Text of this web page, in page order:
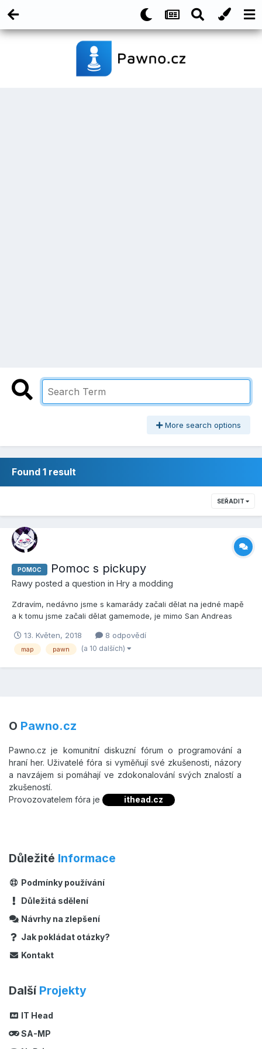
More search options
Found 1 result
SEŘADIT
POMOC Pomoc s pickupy
Rawy posted a question in Hry a modding
Zdravím, nedávno jsme s kamarády začali dělat na jedné mapě
a k tomu jsme začali dělat gamemode, je mimo San Andreas
(CreatePickup): Known Bug(s): Pickups that have a X or Y lower
than -4096.0 or bigger than 4096.0 won't...
13. Květen, 2018 8 odpovědí
map pawn (a 10 dalších)
O Pawno.cz
Pawno.cz je komunitní diskuzní fórum o programování a
hraní her. Uživatelé fóra si vyměňují své zkušenosti, názory
a navzájem si pomáhají ve zdokonalování svých znalostí a
zkušeností.
Provozovatelem fóra je
ithead.cz
Důležité Informace
Podmínky používání
Důležitá sdělení
Návrhy na zlepšení
Jak pokládat otázky?
Kontakt
Další Projekty
IT Head
SA-MP